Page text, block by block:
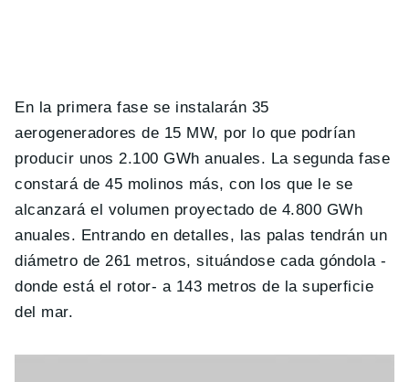
En la primera fase se instalarán 35
aerogeneradores de 15 MW, por lo que podrían
producir unos 2.100 GWh anuales. La segunda fase
constará de 45 molinos más, con los que le se
alcanzará el volumen proyectado de 4.800 GWh
anuales. Entrando en detalles, las palas tendrán un
diámetro de 261 metros, situándose cada góndola -
donde está el rotor- a 143 metros de la superficie
del mar.